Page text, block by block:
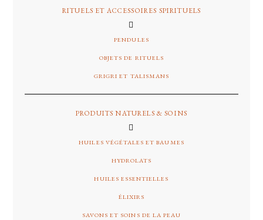
RITUELS ET ACCESSOIRES SPIRITUELS
PENDULES
OBJETS DE RITUELS
GRIGRI ET TALISMANS
PRODUITS NATURELS & SOINS
HUILES VÉGÉTALES ET BAUMES
HYDROLATS
HUILES ESSENTIELLES
ÉLIXIRS
SAVONS ET SOINS DE LA PEAU